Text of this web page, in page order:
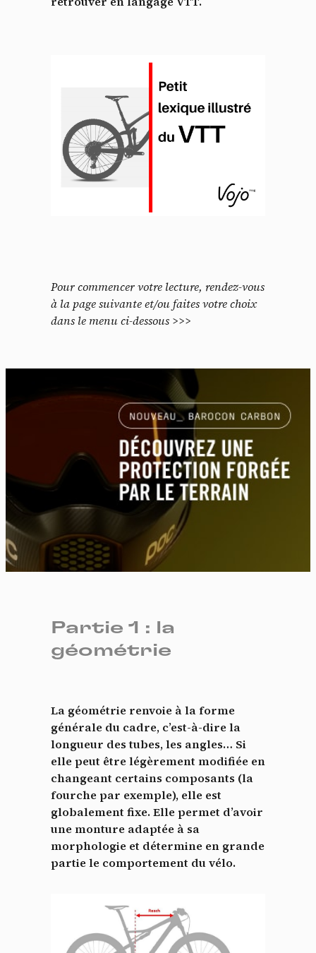
Pour commencer votre lecture, rendez-vous
à la page suivante et/ou faites votre choix
dans le menu ci-dessous >>>
Partie 1 : la
géométrie
La géométrie renvoie à la forme
générale du cadre, c’est-à-dire la
longueur des tubes, les angles… Si
elle peut être légèrement modifiée en
changeant certains composants (la
fourche par exemple), elle est
globalement fixe. Elle permet d’avoir
une monture adaptée à sa
morphologie et détermine en grande
partie le comportement du vélo.